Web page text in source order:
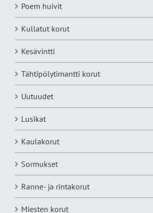
Poem huivit
Kullatut korut
Kesävintti
Tähtipölytimantti korut
Uutuudet
Lusikat
Kaulakorut
Sormukset
Ranne- ja rintakorut
Miesten korut